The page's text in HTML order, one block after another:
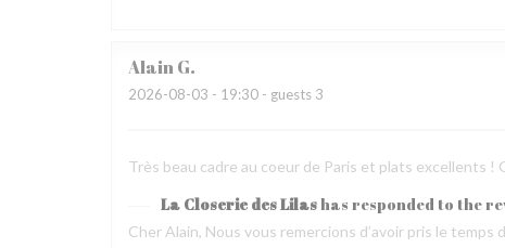
AlainG
2026-08-03 - 19:30 - guests 3
Très beau cadre au coeur de Paris et plats excellents
La Closerie des Lilashas responded to the
Cher Alain, Nous vous remercions d’avoir pris le